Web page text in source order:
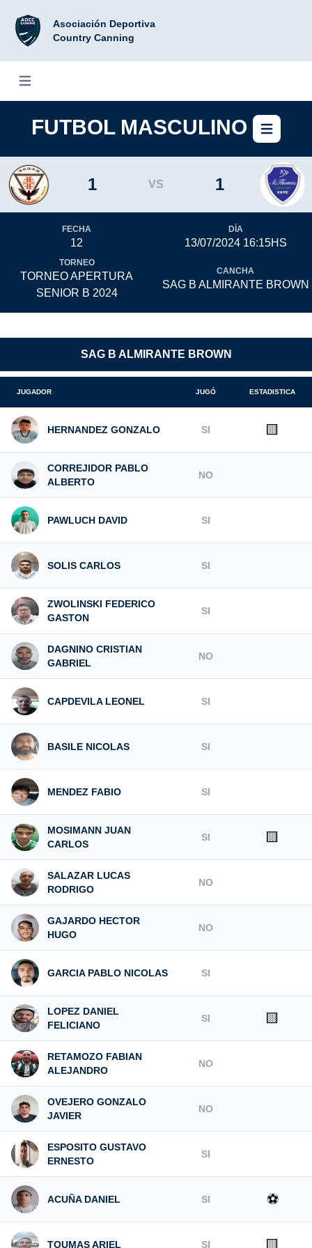
Asociación Deportiva
Country Canning
Abrir menú
FUTBOL MASCULINO
1 VS 1
FECHA
12
DÍA
13/07/2024 16:15HS
TORNEO
TORNEO APERTURA
SENIOR B 2024
CANCHA
SAG B ALMIRANTE BROWN
SAG B ALMIRANTE BROWN
JUGADOR JUGÓ ESTADISTICA
HERNANDEZ GONZALO SI 🟨
CORREJIDOR PABLO
ALBERTO
NO
PAWLUCH DAVID SI
SOLIS CARLOS SI
ZWOLINSKI FEDERICO
GASTON
SI
DAGNINO CRISTIAN
GABRIEL
NO
CAPDEVILA LEONEL SI
BASILE NICOLAS SI
MENDEZ FABIO SI
MOSIMANN JUAN
CARLOS
SI 🟨
SALAZAR LUCAS
RODRIGO
NO
GAJARDO HECTOR
HUGO
NO
GARCIA PABLO NICOLAS SI
LOPEZ DANIEL
FELICIANO
SI 🟨
RETAMOZO FABIAN
ALEJANDRO
NO
OVEJERO GONZALO
JAVIER
NO
ESPOSITO GUSTAVO
ERNESTO
SI
ACUÑA DANIEL SI ⚽
TOUMAS ARIEL SI 🟨